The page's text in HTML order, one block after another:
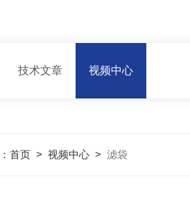
技术文章 视频中心
首页 >视频中心 >滤袋